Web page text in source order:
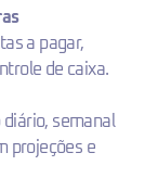
a pagar,
de caixa.
semanal
projeções e